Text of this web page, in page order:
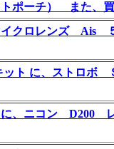
ポーチ） また、買
クロレンズ Ais ５
ト に、ストロボ
、ニコン D200